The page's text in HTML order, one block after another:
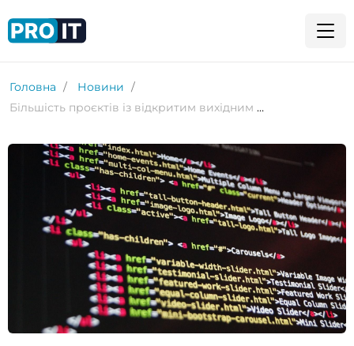
Головна
Новини
Більшість проєктів із відкритим вихідним кодом не використовують безпечний код пам’яті – CISA